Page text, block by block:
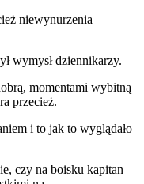
niewynurzenia
wymysł dziennikarzy.
momentami wybitną
przecież.
i to jak to wyglądało
czy na boisku kapitan